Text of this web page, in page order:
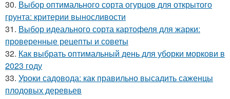
30. Выбор оптимального сорта огурцов для открытого
грунта: критерии выносливости
31. Выбор идеального сорта картофеля для жарки:
проверенные рецепты и советы
32. Как выбрать оптимальный день для уборки моркови в
2023 году
33. Уроки садовода: как правильно высадить саженцы
плодовых деревьев